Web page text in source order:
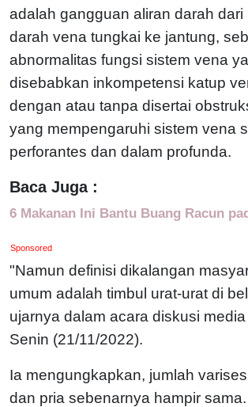
adalah gangguan aliran darah dari
darah vena tungkai ke jantung,
abnormalitas fungsi sistem vena
disebabkan inkompetensi katup
dengan atau tanpa disertai
yang mempengaruhi sistem vena
perforantes dan dalam profunda.
Baca Juga :
6 Makanan Ini Bantu Buang Racun
Sponsored
"Namun definisi dikalangan
umum adalah timbul urat-urat di
ujarnya dalam acara diskusi
Senin (21/11/2022).
Ia mengungkapkan, jumlah
dan pria sebenarnya hampir